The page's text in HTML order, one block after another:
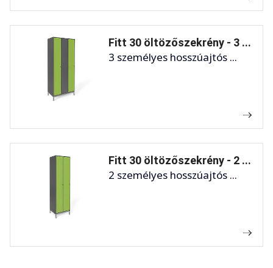
Fitt 30 öltözőszekrény - 3 ...
3 személyes hosszúajtós ...
Fitt 30 öltözőszekrény - 2 ...
2 személyes hosszúajtós ...